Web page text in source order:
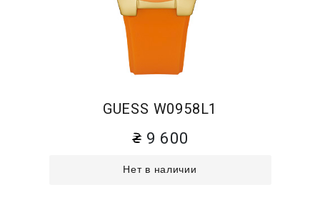
GUESS W0958L1
9 600
Нет в наличии